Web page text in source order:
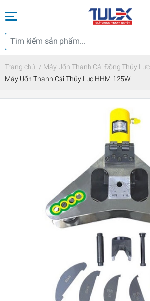
Trang chủ / Máy Uốn Thanh Cái Đồng Thủy Lực
Máy Uốn Thanh Cái Thủy Lực HHM-125W